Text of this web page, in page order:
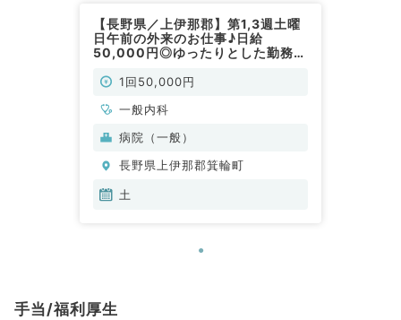
【長野県／上伊那郡】第1,3週土曜
日午前の外来のお仕事♪日給
50,000円◎ゆったりとした勤務
1回50,000円
一般内科
病院（一般）
長野県上伊那郡箕輪町
土
手当/福利厚生